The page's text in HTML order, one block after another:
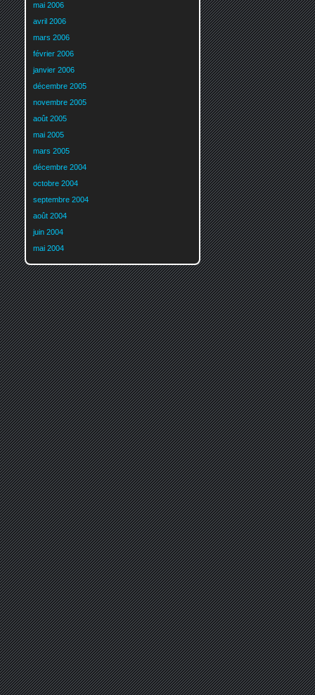
mai 2006
avril 2006
mars 2006
février 2006
janvier 2006
décembre 2005
novembre 2005
août 2005
mai 2005
mars 2005
décembre 2004
octobre 2004
septembre 2004
août 2004
juin 2004
mai 2004